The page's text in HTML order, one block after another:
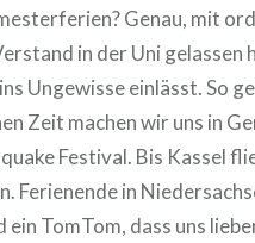
Genau, mit
in der Uni gelassen
Ungewisse einlässt. So
Zeit machen wir uns in
Festival. Bis Kassel
Ferienende in
TomTom, dass uns